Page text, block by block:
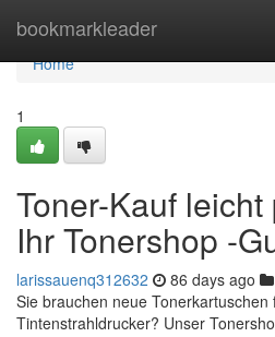
bookmarkleader
Home
Home
1
Toner-Kauf
Ihr Tonershop -
larissauenq312632 86 days ago
Sie brauchen neue Tonerkartuschen
Tintenstrahldrucker? Unser